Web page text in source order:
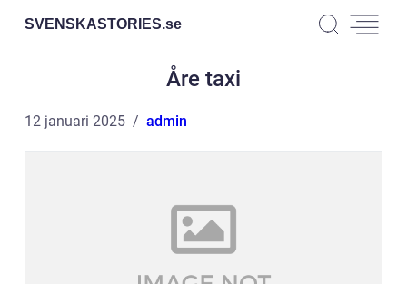
SVENSKASTORIES.se
Åre taxi
12 januari 2025 admin